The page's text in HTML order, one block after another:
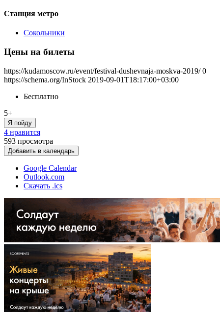
Станция метро
Сокольники
Цены на билеты
https://kudamoscow.ru/event/festival-dushevnaja-moskva-2019/ 0
https://schema.org/InStock 2019-09-01T18:17:00+03:00
Бесплатно
5+
Я пойду
4 нравится
593 просмотра
Добавить в календарь
Google Calendar
Outlook.com
Скачать .ics